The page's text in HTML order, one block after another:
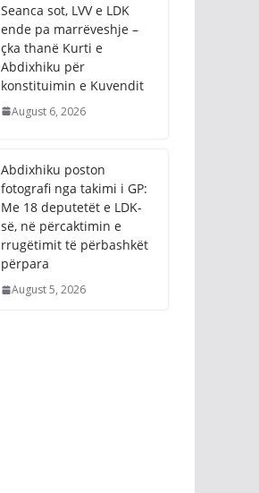
Seanca sot, LVV e LDK
ende pa marrëveshje –
çka thanë Kurti e
Abdixhiku për
konstituimin e Kuvendit
August 6, 2026
Abdixhiku poston
fotografi nga takimi i GP:
Me 18 deputetët e LDK-
së, në përcaktimin e
rrugëtimit të përbashkët
përpara
August 5, 2026